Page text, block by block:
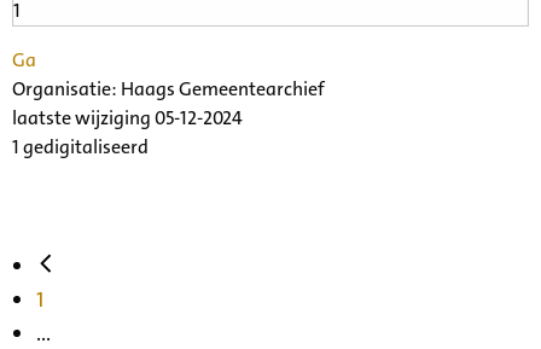
Ga
Organisatie: Haags Gemeentearchief
laatste wijziging 05-12-2024
1 gedigitaliseerd
1
...